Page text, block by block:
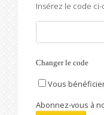
Insérez le code ci-
Changer le code
Vous
Abonnez-vous à